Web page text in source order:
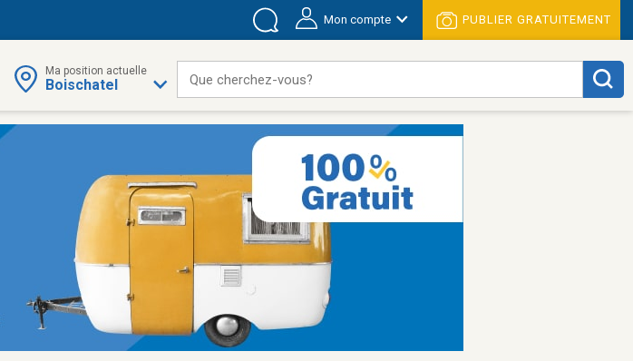
Mon compte PUBLIER GRATUITEMENT
Ma position actuelle
Boischatel Que cherchez-vous?